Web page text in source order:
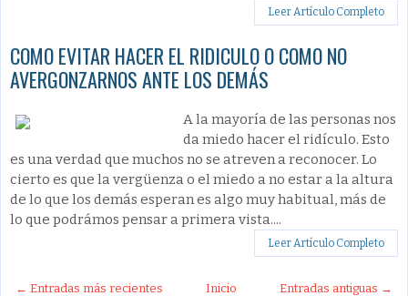
Leer Artículo Completo
COMO EVITAR HACER EL RIDICULO O COMO NO
AVERGONZARNOS ANTE LOS DEMÁS
A la mayoría de las personas nos
da miedo hacer el ridículo. Esto
es una verdad que muchos no se atreven a reconocer. Lo
cierto es que la vergüenza o el miedo a no estar a la altura
de lo que los demás esperan es algo muy habitual, más de
lo que podrámos pensar a primera vista....
Leer Artículo Completo
← Entradas más recientes Entradas antiguas →
Inicio